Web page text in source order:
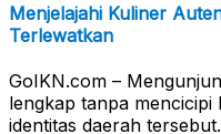
Menjelajahi Kuliner
Terlewatkan
GoIKN.com –
lengkap tanpa
identitas daerah